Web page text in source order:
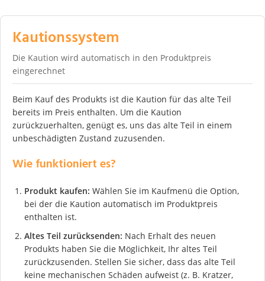
Kautionssystem
Die Kaution wird automatisch in den Produktpreis
eingerechnet
Beim Kauf des Produkts ist die Kaution für das alte Teil
bereits im Preis enthalten. Um die Kaution
zurückzuerhalten, genügt es, uns das alte Teil in einem
unbeschädigten Zustand zuzusenden.
Wie funktioniert es?
Produkt kaufen: Wählen Sie im Kaufmenü die Option,
bei der die Kaution automatisch im Produktpreis
enthalten ist.
Altes Teil zurücksenden: Nach Erhalt des neuen
Produkts haben Sie die Möglichkeit, Ihr altes Teil
zurückzusenden. Stellen Sie sicher, dass das alte Teil
keine mechanischen Schäden aufweist (z. B. Kratzer,